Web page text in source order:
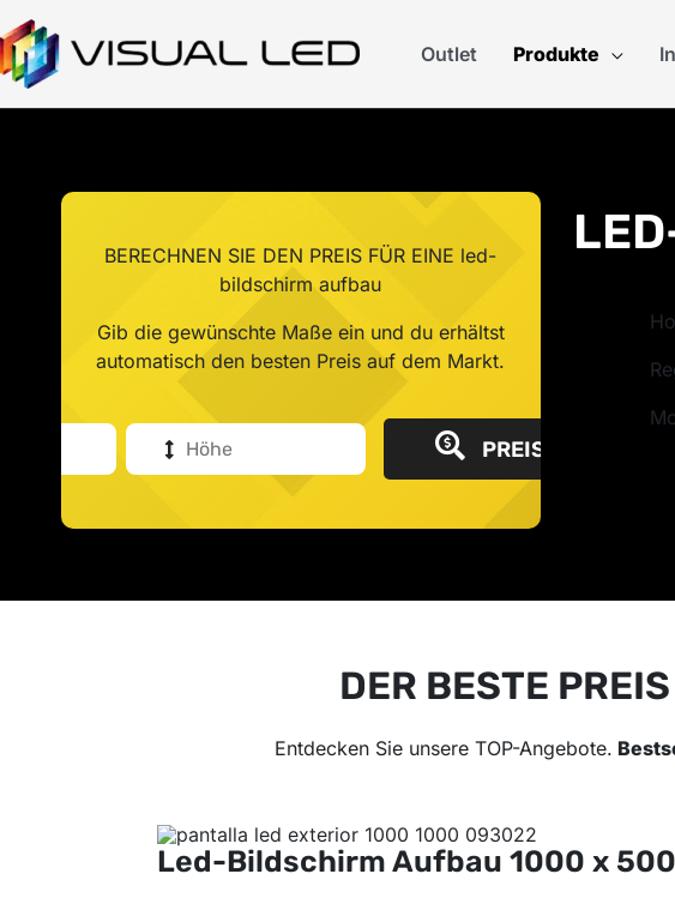
Outlet Produkte
BERECHNEN SIE DEN PREIS FÜR EINE led-
bildschirm aufbau
Gib die gewünschte Maße ein und du erhältst
automatisch den besten Preis auf dem Markt.
PREIS BERECHNEN
DER BESTE
Entdecken Sie unsere TOP-Angebote.
Led-Bildschirm Aufbau 1000 x